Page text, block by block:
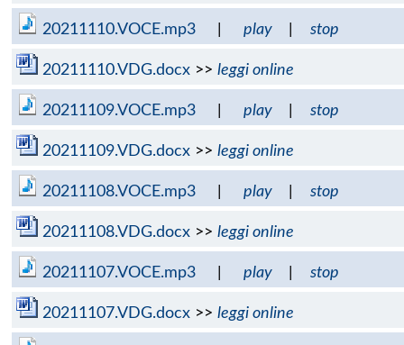
20211110.VOCE.mp3 play stop
20211110.VDG.docx >> leggi online
20211109.VOCE.mp3 play stop
20211109.VDG.docx >> leggi online
20211108.VOCE.mp3 play stop
20211108.VDG.docx >> leggi online
20211107.VOCE.mp3 play stop
20211107.VDG.docx >> leggi online